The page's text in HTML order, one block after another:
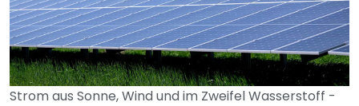
Strom aus Sonne, Wind und im Zweifel Wasserstoff -